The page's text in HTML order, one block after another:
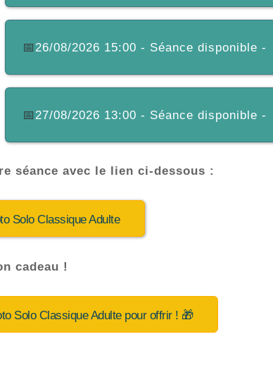
📅26/08/2026 15:00 - Séance disponible -
📅27/08/2026 13:00 - Séance disponible -
séance avec le lien ci-dessous :
Solo Classique Adulte
cadeau !
Solo Classique Adulte pour offrir ! 🎁